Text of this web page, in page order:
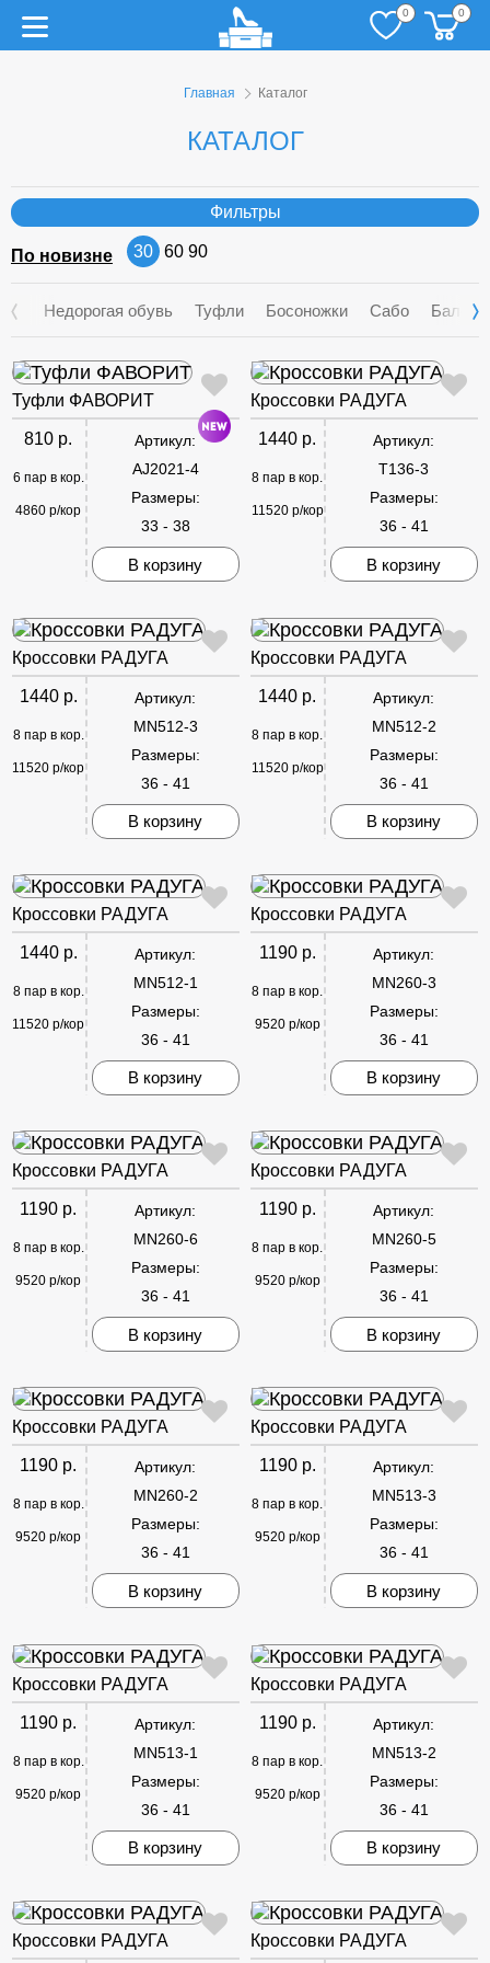
0 0
Главная Каталог
КАТАЛОГ
Фильтры
По новизне 30 60 90
Недорогая обувь Туфли Босоножки Сабо
Туфли ФАВОРИТ
810 р.
6 пар в кор.
4860 р/кор
Артикул:
AJ2021-4
Размеры:
33 - 38
В корзину
Кроссовки РАДУГА
1440 р.
8 пар в кор.
11520 р/кор
Артикул:
T136-3
Размеры:
36 - 41
В корзину
Кроссовки РАДУГА
1440 р.
8 пар в кор.
11520 р/кор
Артикул:
MN512-3
Размеры:
36 - 41
В корзину
Кроссовки РАДУГА
1440 р.
8 пар в кор.
11520 р/кор
Артикул:
MN512-2
Размеры:
36 - 41
В корзину
Кроссовки РАДУГА
1440 р.
8 пар в кор.
11520 р/кор
Артикул:
MN512-1
Размеры:
36 - 41
В корзину
Кроссовки РАДУГА
1190 р.
8 пар в кор.
9520 р/кор
Артикул:
MN260-3
Размеры:
36 - 41
В корзину
Кроссовки РАДУГА
1190 р.
8 пар в кор.
9520 р/кор
Артикул:
MN260-6
Размеры:
36 - 41
В корзину
Кроссовки РАДУГА
1190 р.
8 пар в кор.
9520 р/кор
Артикул:
MN260-5
Размеры:
36 - 41
В корзину
Кроссовки РАДУГА
1190 р.
8 пар в кор.
9520 р/кор
Артикул:
MN260-2
Размеры:
36 - 41
В корзину
Кроссовки РАДУГА
1190 р.
8 пар в кор.
9520 р/кор
Артикул:
MN513-3
Размеры:
36 - 41
В корзину
Кроссовки РАДУГА
1190 р.
8 пар в кор.
9520 р/кор
Артикул:
MN513-1
Размеры:
36 - 41
В корзину
Кроссовки РАДУГА
1190 р.
8 пар в кор.
9520 р/кор
Артикул:
MN513-2
Размеры:
36 - 41
В корзину
Кроссовки РАДУГА Кроссовки РАДУГА